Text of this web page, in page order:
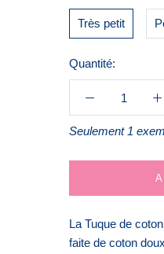
Très petit
Quantité:
Seulement 1
La Tuque de
faite de coton